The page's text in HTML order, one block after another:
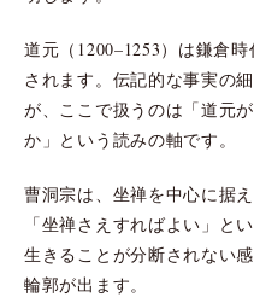
道元（1200–1253）は鎌倉
されます。伝記的な事実の
が、ここで扱うのは「道元
か」という読みの軸です。
曹洞宗は、坐禅を中心に据
「坐禅さえすればよい」と
生きることが分断されない
輪郭が出ます。